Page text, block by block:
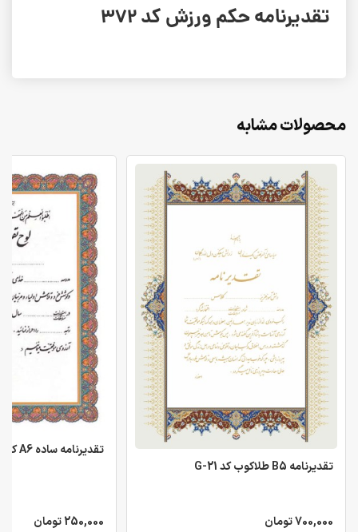
تقدیرنامه حکم ورزش کد 372
محصولات مشابه
تقدیرنامه B5 طلاکوب کد G-21
700,000 تومان
تقدیرنامه ساده A6 کد 21
250,000 تومان